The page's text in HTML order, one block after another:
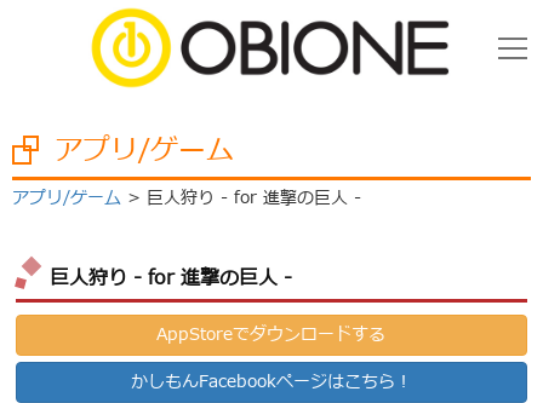
アプリ/ゲーム
アプリ/ゲーム 巨人狩り - for 進撃の巨人 -
巨人狩り - for 進撃の巨人 -
AppStoreでダウンロードする
かしもんFacebookページはこちら！